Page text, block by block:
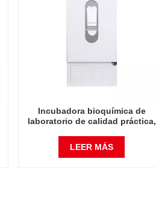
Incubadora bioquímica de
laboratorio de calidad práctica,
de microbiología, incubadora de
temperatura
LEER MÁS